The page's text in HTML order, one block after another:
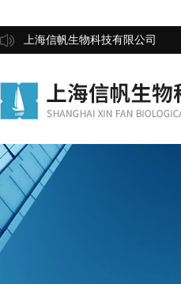
上海信帆生物科技有限公司